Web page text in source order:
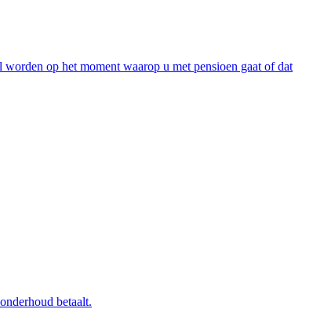
op het moment waarop u met pensioen gaat of dat
betaalt.